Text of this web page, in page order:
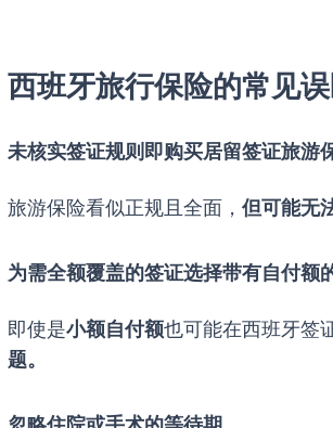
西班牙旅行保险的常见
未核实签证规则即购买居留签证旅游
旅游保险看似正规且全面， 但可能无
为需全额覆盖的签证选择带有自付额
即使是小额自付额也可能在西班牙签
题。